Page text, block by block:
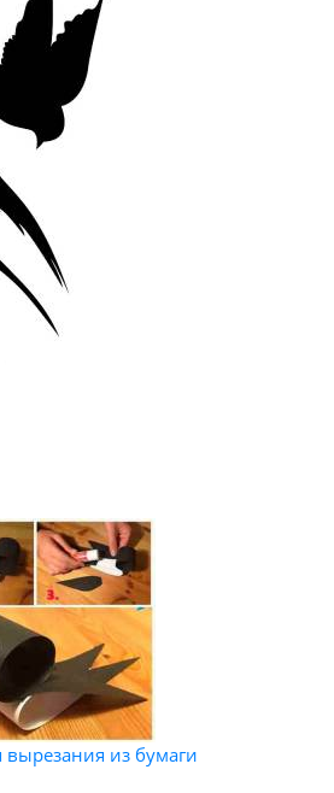
из бумаги